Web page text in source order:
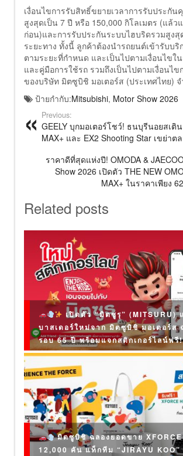
เงื่อนไขการรับสิทธิ์ขยายเวลาการรับประกั
สูงสุดเป็น 7 ปี หรือ 150,000 กิโลเมตร (แล้ว
ก่อน)และการรับประกันระบบไฮบริดรวมสูงสุ
ระยะทาง ทั้งนี้ ลูกค้าต้องนำรถยนต์เข้ารับบริ
ตามระยะที่กำหนด และเป็นไปตามเงื่อนไขใ
และคู่มือการใช้รถ รวมถึงเป็นไปตามเงื่อนไ
ของบริษัท มิตซูบิชิ มอเตอร์ส (ประเทศไทย)
ป้ายกำกับ:Mitsubishi, Motor Show 2026
Previous:
GEELY บุกมอเตอร์โชว์! ธนบุรีนอยสเติ
MAX+ และ EX2 Shooting Star เขย่าต
ราคาดีที่สุดแห่งปี! OMODA &
Show 2026 เปิดตัว THE NEW
MAX+ ในราคาเพียง
Related posts
เปิดตัว “มิตซูรุ” (MITSURU)
บาสเดอร์ใหม่จาก มิตซูบิชิ มอเตอร์ส
รอบ 65 ปี พร้อมแจกสติกเกอร์ไลน์ฟรี!
มิตซูบิชิ ฉลองยอดขาย XFORCE
12,000 คัน แท็กทีม “JIRAYU